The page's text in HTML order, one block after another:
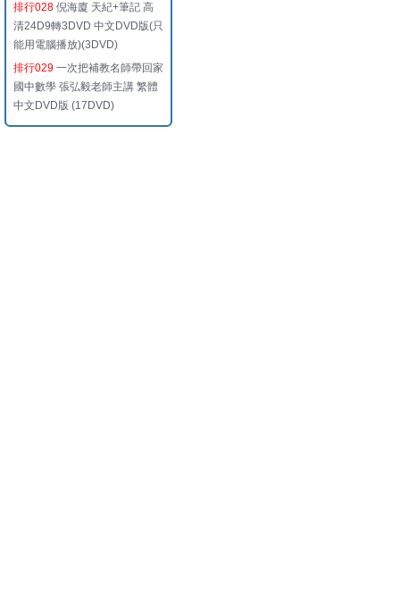
排行028 倪海廈 天紀+筆記 高
清24D9轉3DVD 中文DVD版(只
能用電腦播放)(3DVD)
排行029 一次把補教名師帶回家
國中數學 張弘毅老師主講 繁體
中文DVD版 (17DVD)